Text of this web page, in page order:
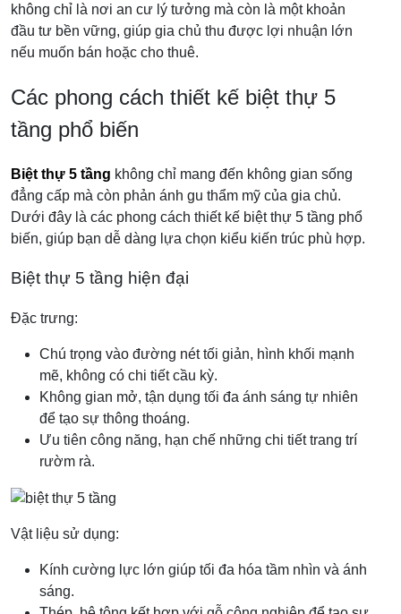
không chỉ là nơi an cư lý tưởng mà còn là một khoản
đầu tư bền vững, giúp gia chủ thu được lợi nhuận lớn
nếu muốn bán hoặc cho thuê.
Các phong cách thiết kế biệt thự 5
tầng phổ biến
Biệt thự 5 tầng không chỉ mang đến không gian sống
đẳng cấp mà còn phản ánh gu thẩm mỹ của gia chủ.
Dưới đây là các phong cách thiết kế biệt thự 5 tầng phổ
biến, giúp bạn dễ dàng lựa chọn kiểu kiến trúc phù hợp.
Biệt thự 5 tầng hiện đại
Đặc trưng:
Chú trọng vào đường nét tối giản, hình khối mạnh
mẽ, không có chi tiết cầu kỳ.
Không gian mở, tận dụng tối đa ánh sáng tự nhiên
để tạo sự thông thoáng.
Ưu tiên công năng, hạn chế những chi tiết trang trí
rườm rà.
Vật liệu sử dụng:
Kính cường lực lớn giúp tối đa hóa tầm nhìn và ánh
sáng.